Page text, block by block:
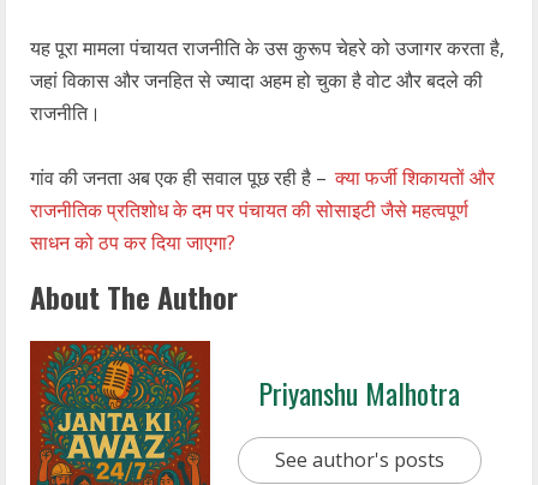
यह पूरा मामला पंचायत राजनीति के उस कुरूप चेहरे को उजागर करता है,
जहां विकास और जनहित से ज्यादा अहम हो चुका है वोट और बदले की
राजनीति।
गांव की जनता अब एक ही सवाल पूछ रही है – क्या फर्जी शिकायतों और
राजनीतिक प्रतिशोध के दम पर पंचायत की सोसाइटी जैसे महत्वपूर्ण
साधन को ठप कर दिया जाएगा?
About The Author
Priyanshu Malhotra
See author's posts